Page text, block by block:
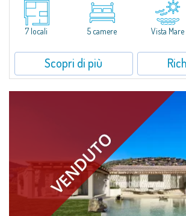
di mille colori e profumi, una rilassante piscina
molto altro, è Villa Baia dell'Amore. La villa sorge su
7 locali
5 camere Vista Mare
Scopri di più